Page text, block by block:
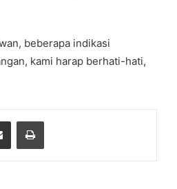
beberapa indikasi
kami harap berhati-hati,
Share via Email Print